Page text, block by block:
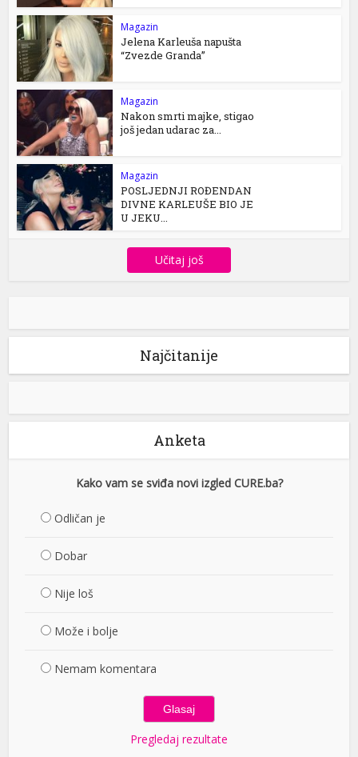
Magazin
Jelena Karleuša napušta
“Zvezde Granda”
Magazin
Nakon smrti majke, stigao
još jedan udarac za...
Magazin
POSLJEDNJI ROĐENDAN
DIVNE KARLEUŠE BIO JE
U JEKU...
Učitaj još
Najčitanije
Anketa
Kako vam se sviđa novi izgled CURE.ba?
Odličan je
Dobar
Nije loš
Može i bolje
Nemam komentara
Pregledaj rezultate